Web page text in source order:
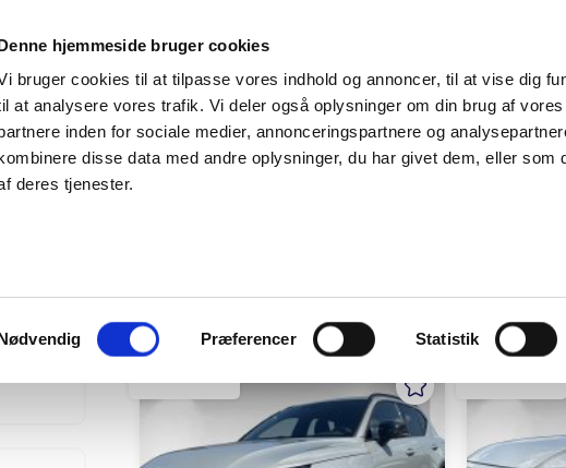
hjemmeside bruger cookies
bruger cookies til at tilpasse vores indhold og annoncer, til at vise dig
at analysere vores trafik. Vi deler også oplysninger om din brug af
inden for sociale medier, annonceringspartnere og
disse data med andre oplysninger, du har givet dem, eller som
deres tjenester.
Samtykkevalg
Præferencer Statistik
SÆLG PERSONBIL SÆLG VAREBIL KØB BIL KONTAKT OS
820 kr